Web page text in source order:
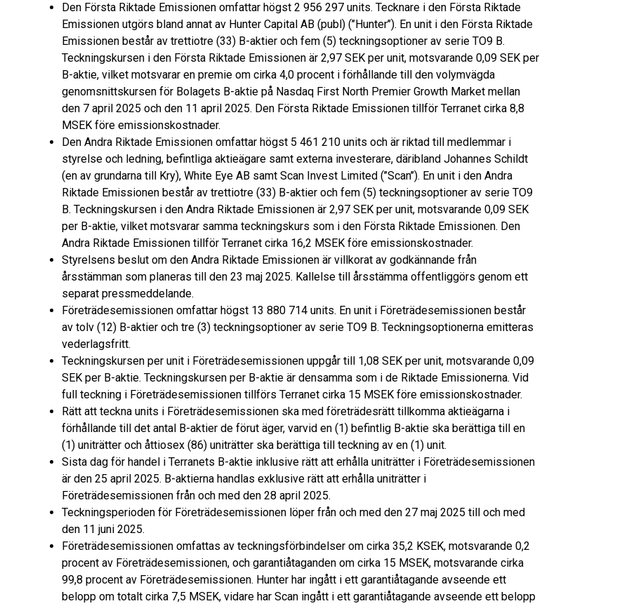
Den Första Riktade Emissionen omfattar högst 2 956 297 units. Tecknare i den Första Riktade
Emissionen utgörs bland annat av Hunter Capital AB (publ) (’’Hunter’’). En unit i den Första Riktade
Emissionen består av trettiotre (33) B-aktier och fem (5) teckningsoptioner av serie TO9 B.
Teckningskursen i den Första Riktade Emissionen är 2,97 SEK per unit, motsvarande 0,09 SEK per
B-aktie, vilket motsvarar en premie om cirka 4,0 procent i förhållande till den volymvägda
genomsnittskursen för Bolagets B-aktie på Nasdaq First North Premier Growth Market mellan
den 7 april 2025 och den 11 april 2025. Den Första Riktade Emissionen tillför Terranet cirka 8,8
MSEK före emissionskostnader.
Den Andra Riktade Emissionen omfattar högst 5 461 210 units och är riktad till medlemmar i
styrelse och ledning, befintliga aktieägare samt externa investerare, däribland Johannes Schildt
(en av grundarna till Kry), White Eye AB samt Scan Invest Limited (’’Scan’’). En unit i den Andra
Riktade Emissionen består av trettiotre (33) B-aktier och fem (5) teckningsoptioner av serie TO9
B. Teckningskursen i den Andra Riktade Emissionen är 2,97 SEK per unit, motsvarande 0,09 SEK
per B-aktie, vilket motsvarar samma teckningskurs som i den Första Riktade Emissionen. Den
Andra Riktade Emissionen tillför Terranet cirka 16,2 MSEK före emissionskostnader.
Styrelsens beslut om den Andra Riktade Emissionen är villkorat av godkännande från
årsstämman som planeras till den 23 maj 2025. Kallelse till årsstämma offentliggörs genom ett
separat pressmeddelande.
Företrädesemissionen omfattar högst 13 880 714 units. En unit i Företrädesemissionen består
av tolv (12) B-aktier och tre (3) teckningsoptioner av serie TO9 B. Teckningsoptionerna emitteras
vederlagsfritt.
Teckningskursen per unit i Företrädesemissionen uppgår till 1,08 SEK per unit, motsvarande 0,09
SEK per B-aktie. Teckningskursen per B-aktie är densamma som i de Riktade Emissionerna. Vid
full teckning i Företrädesemissionen tillförs Terranet cirka 15 MSEK före emissionskostnader.
Rätt att teckna units i Företrädesemissionen ska med företrädesrätt tillkomma aktieägarna i
förhållande till det antal B-aktier de förut äger, varvid en (1) befintlig B-aktie ska berättiga till en
(1) uniträtter och åttiosex (86) uniträtter ska berättiga till teckning av en (1) unit.
Sista dag för handel i Terranets B-aktie inklusive rätt att erhålla uniträtter i Företrädesemissionen
är den 25 april 2025. B-aktierna handlas exklusive rätt att erhålla uniträtter i
Företrädesemissionen från och med den 28 april 2025.
Teckningsperioden för Företrädesemissionen löper från och med den 27 maj 2025 till och med
den 11 juni 2025.
Företrädesemissionen omfattas av teckningsförbindelser om cirka 35,2 KSEK, motsvarande 0,2
procent av Företrädesemissionen, och garantiåtaganden om cirka 15 MSEK, motsvarande cirka
99,8 procent av Företrädesemissionen. Hunter har ingått i ett garantiåtagande avseende ett
belopp om totalt cirka 7,5 MSEK, vidare har Scan ingått i ett garantiåtagande avseende ett belopp